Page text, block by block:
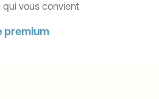
qui vous convient
premium